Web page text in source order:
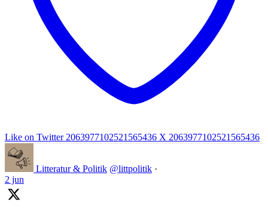
Like on Twitter 2063977102521565436 X 2063977102521565436
Litteratur & Politik @littpolitik ·
2 jun